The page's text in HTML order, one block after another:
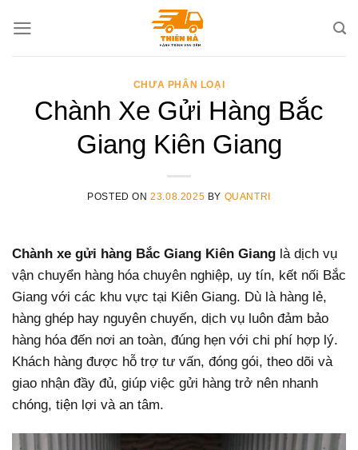
CHƯA PHÂN LOẠI
Chành Xe Gửi Hàng Bắc
Giang Kiên Giang
POSTED ON23.08.2025 BY QUANTRI
Chành xe gửi hàng Bắc Giang Kiên Giang là dịch vụ
vận chuyển hàng hóa chuyên nghiệp, uy tín, kết nối Bắc
Giang với các khu vực tại Kiên Giang. Dù là hàng lẻ,
hàng ghép hay nguyên chuyến, dịch vụ luôn đảm bảo
hàng hóa đến nơi an toàn, đúng hẹn với chi phí hợp lý.
Khách hàng được hỗ trợ tư vấn, đóng gói, theo dõi và
giao nhận đầy đủ, giúp việc gửi hàng trở nên nhanh
chóng, tiện lợi và an tâm.